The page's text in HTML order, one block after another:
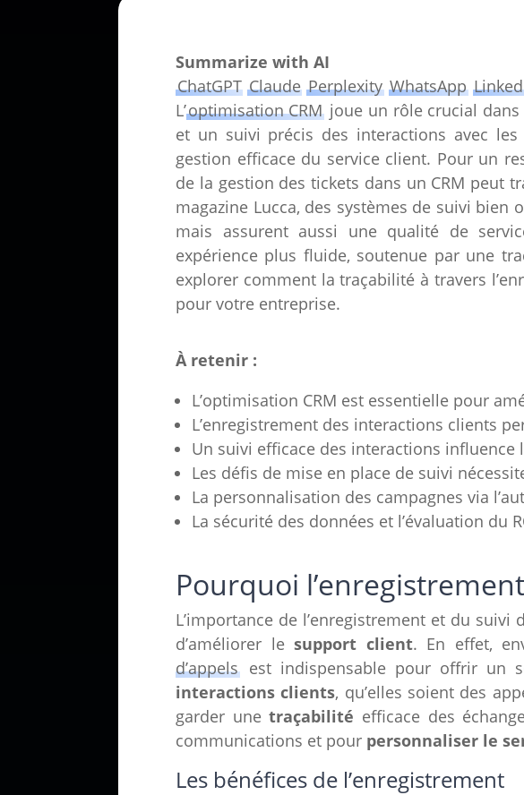
Summarize with AI
ChatGPT Claude Perplexity WhatsApp
L’optimisation CRM joue un rôle crucial
et un suivi précis des interactions avec
gestion efficace du service client. Pour un
de la gestion des tickets dans un CRM peut
magazine Lucca, des systèmes de suivi
mais assurent aussi une qualité de
expérience plus fluide, soutenue par une
explorer comment la traçabilité à travers
pour votre entreprise.
À retenir :
L’optimisation CRM est essentielle pour
L’enregistrement des interactions clients
Un suivi efficace des interactions
Les défis de mise en place de suivi
La personnalisation des campagnes via
La sécurité des données et l’évaluation du
Pourquoi
L’importance de l’enregistrement et du suivi
d’améliorer lesupport client. En effet,
d’appelsest indispensable pour offrir un
interactions clients, qu’elles soient des
garder unetraçabilité efficace des
communications et pour personnaliser le
Les bénéfices de l’enregistrement